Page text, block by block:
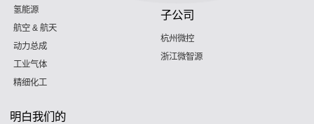
氢能源
航空 & 航天
动力总成
工业气体
精细化工
子公司
杭州微控
浙江微智源
明白我们的